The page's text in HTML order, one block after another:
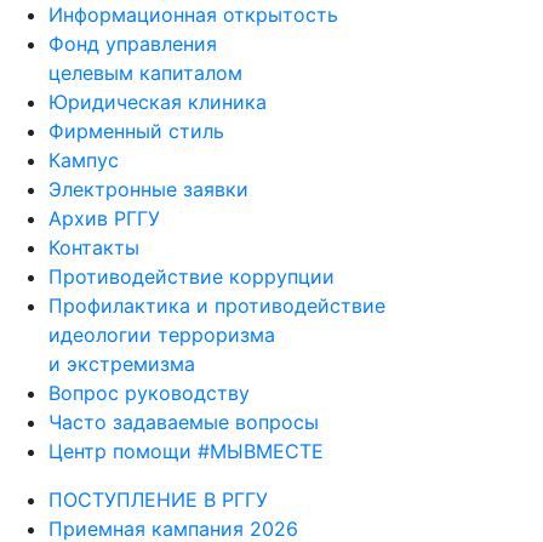
Информационная открытость
Фонд управления
целевым капиталом
Юридическая клиника
Фирменный стиль
Кампус
Электронные заявки
Архив РГГУ
Контакты
Противодействие коррупции
Профилактика и противодействие
идеологии терроризма
и экстремизма
Вопрос руководству
Часто задаваемые вопросы
Центр помощи #МЫВМЕСТЕ
ПОСТУПЛЕНИЕ В РГГУ
Приемная кампания 2026